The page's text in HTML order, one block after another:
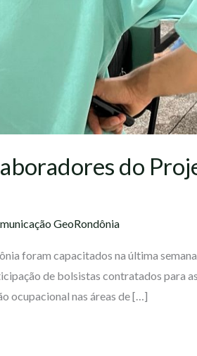
do
GeoRondônia
foram capacitados na última
de bolsistas contratados para
ocupacional nas áreas de […]